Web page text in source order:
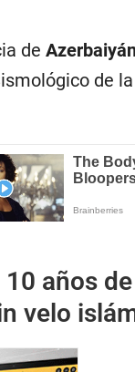
de
de
años
velo